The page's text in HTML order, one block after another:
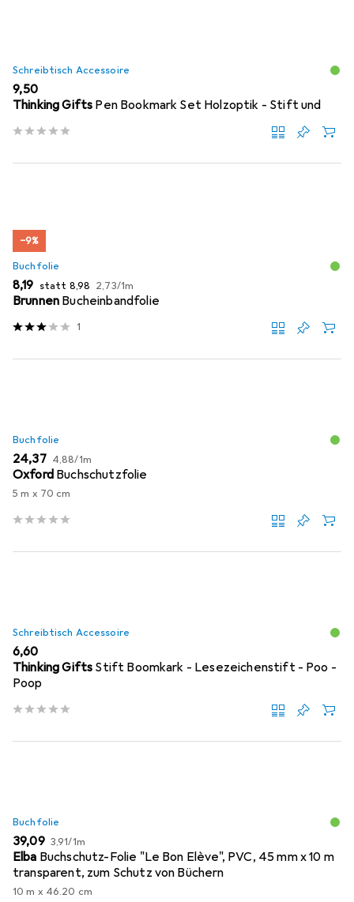
Schreibtisch Accessoire
EUR
9,50
Thinking Gifts Pen Bookmark Set Holzoptik - Stift und
−9%
Buchfolie
EUR
8,19 statt EUR
8,98 EUR
2,73/1m
Brunnen Bucheinbandfolie
1
Buchfolie
EUR
24,37 EUR
4,88/1m
Oxford Buchschutzfolie
5 m x 70 cm
Schreibtisch Accessoire
EUR
6,60
Thinking Gifts Stift Boomkark - Lesezeichenstift - Poo -
Poop
Buchfolie
EUR
39,09 EUR
3,91/1m
Elba Buchschutz-Folie "Le Bon Elève", PVC, 45 mm x 10 m
transparent, zum Schutz von Büchern
10 m x 46.20 cm